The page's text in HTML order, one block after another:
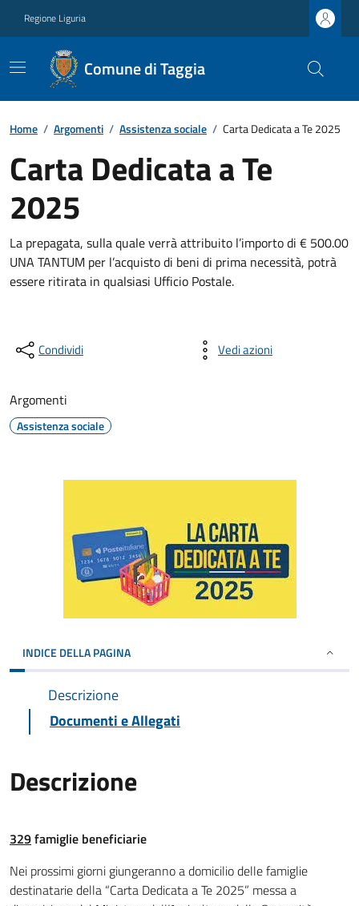
Regione Liguria
Comune di Taggia
Home / Argomenti / Assistenza sociale / Carta Dedicata a Te 2025
Carta Dedicata a Te
2025
La prepagata, sulla quale verrà attribuito l’importo di € 500.00
UNA TANTUM per l’acquisto di beni di prima necessità, potrà
essere ritirata in qualsiasi Ufficio Postale.
Condividi Vedi azioni
Argomenti
Assistenza sociale
INDICE DELLA PAGINA
Descrizione
Documenti e Allegati
Descrizione
329famiglie beneficiarie
Nei prossimi giorni giungeranno a domicilio delle famiglie
destinatarie della “Carta Dedicata a Te 2025” messa a